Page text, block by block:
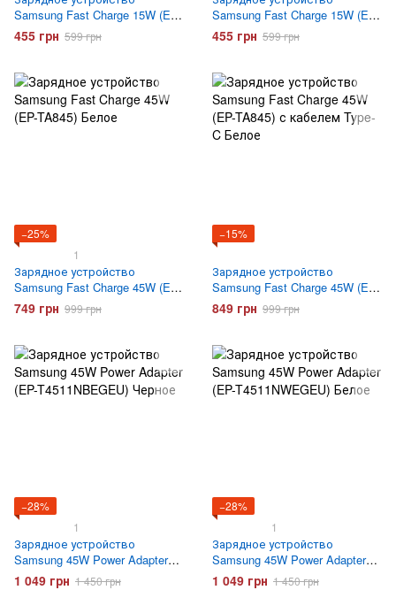
Samsung Fast Charge 15W (EP-
T1510) с кабелем Type-C
Черный
455 грн 599 грн
Samsung Fast Charge 15W (EP-
T1510) с кабелем Type-C
Белое
455 грн 599 грн
−25%
1
Зарядное устройство
Samsung Fast Charge 45W (EP-
TA845) Белое
749 грн 999 грн
−15%
Зарядное устройство
Samsung Fast Charge 45W (EP-
TA845) с кабелем Type-C
Белое
849 грн 999 грн
−28%
1
Зарядное устройство
Samsung 45W Power Adapter
(EP-T4511NBEGEU) Черное
1 049 грн 1 450 грн
−28%
1
Зарядное устройство
Samsung 45W Power Adapter
(EP-T4511NWEGEU) Белое
1 049 грн 1 450 грн